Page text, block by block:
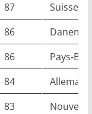
87
Suisse
86
86
Pays-Bas
84
83
Nouvelle